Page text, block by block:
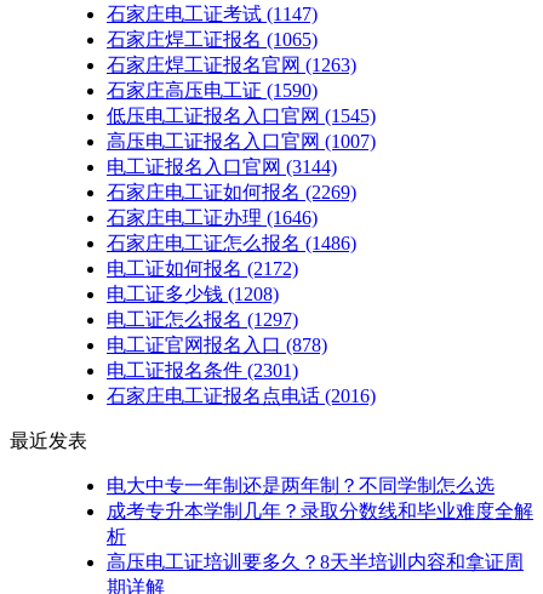
石家庄电工证考试 (1147)
石家庄焊工证报名 (1065)
石家庄焊工证报名官网 (1263)
石家庄高压电工证 (1590)
低压电工证报名入口官网 (1545)
高压电工证报名入口官网 (1007)
电工证报名入口官网 (3144)
石家庄电工证如何报名 (2269)
石家庄电工证办理 (1646)
石家庄电工证怎么报名 (1486)
电工证如何报名 (2172)
电工证多少钱 (1208)
电工证怎么报名 (1297)
电工证官网报名入口 (878)
电工证报名条件 (2301)
石家庄电工证报名点电话 (2016)
最近发表
电大中专一年制还是两年制？不同学制怎么选
成考专升本学制几年？录取分数线和毕业难度全解
析
高压电工证培训要多久？8天半培训内容和拿证周
期详解